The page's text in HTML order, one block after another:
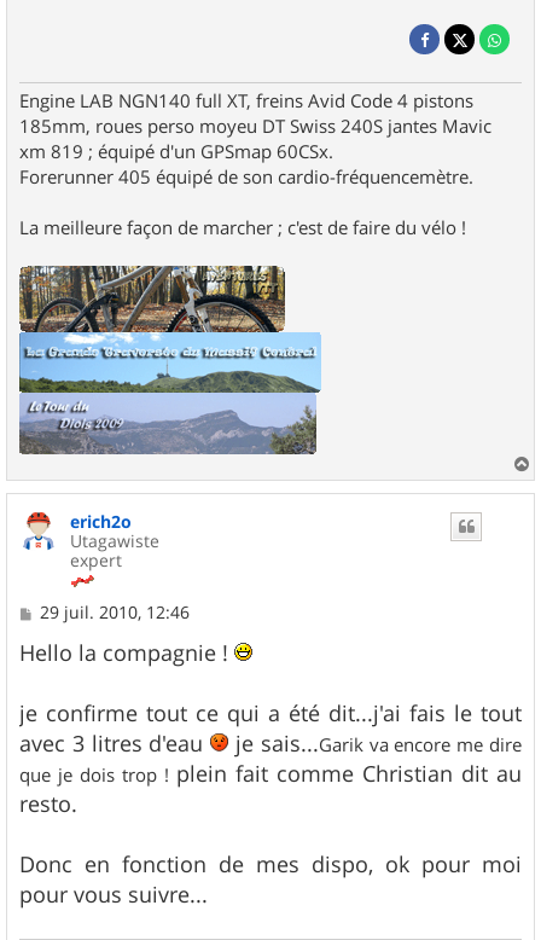
Engine LAB NGN140 full XT, freins Avid Code 4 pistons
185mm, roues perso moyeu DT Swiss 240S jantes Mavic
xm 819 ; équipé d'un GPSmap 60CSx.
Forerunner 405 équipé de son cardio-fréquencemètre.
La meilleure façon de marcher ; c'est de faire du vélo !
a
u
erich2o
Utagawiste
expert
M
s
s
g
e
29 juil. 2010, 12:46
Hello la compagnie !
je confirme tout ce qui a été dit...j'ai fais le tout
avec 3 litres d'eau
je sais...Garik va encore me dire
que je dois trop ! plein fait comme Christian dit au
resto.
Donc en fonction de mes dispo, ok pour moi
pour vous suivre...